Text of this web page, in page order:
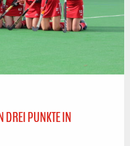
DREI PUNKTE IN